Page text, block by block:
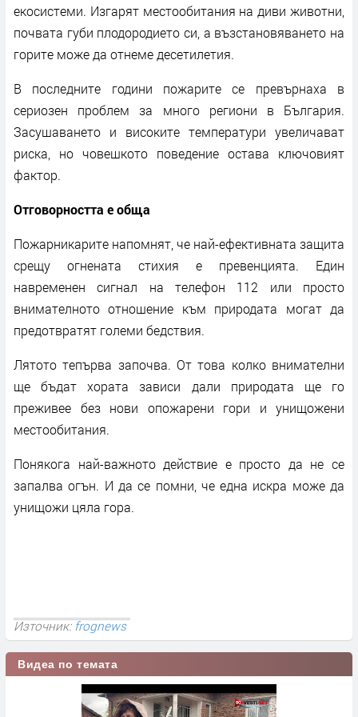
екосистеми. Изгарят местообитания на диви животни,
почвата губи плодородието си, а възстановяването на
горите може да отнеме десетилетия.
В последните години пожарите се превърнаха в
сериозен проблем за много региони в България.
Засушаването и високите температури увеличават
риска, но човешкото поведение остава ключовият
фактор.
Отговорността е обща
Пожарникарите напомнят, че най-ефективната защита
срещу огнената стихия е превенцията. Един
навременен сигнал на телефон 112 или просто
внимателното отношение към природата могат да
предотвратят големи бедствия.
Лятото тепърва започва. От това колко внимателни
ще бъдат хората зависи дали природата ще го
преживее без нови опожарени гори и унищожени
местообитания.
Понякога най-важното действие е просто да не се
запалва огън. И да се помни, че една искра може да
унищожи цяла гора.
Източник:frognews
Видеа по темата